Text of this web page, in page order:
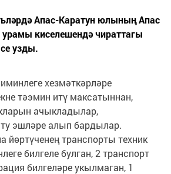
Апас-Каратун юлының Апас
урамы киселешендә чираттагы
узды.
хезмәткәрләре
тәэмин итү максатыннан,
ачыкладылар,
эшләре алып бардылар.
йөртүченең транспорты техник
билгеле булган, 2 транспорт
билгеләре укылмаган, 1